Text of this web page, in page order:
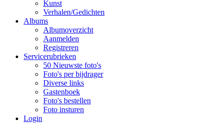
Kunst
Verhalen/Gedichten
Albums
Albumoverzicht
Aanmelden
Registreren
Servicerubrieken
50 Nieuwste foto's
Foto's per bijdrager
Diverse links
Gastenboek
Foto's bestellen
Foto insturen
Login